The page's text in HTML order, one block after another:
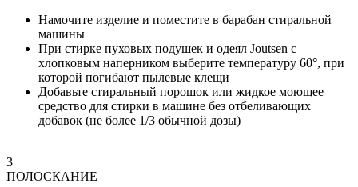
Намочите изделие и поместите в барабан стиральной
машины
При стирке пуховых подушек и одеял Joutsen с
хлопковым наперником выберите температуру 60°, при
которой погибают пылевые клещи
Добавьте стиральный порошок или жидкое моющее
средство для стирки в машине без отбеливающих
добавок (не более 1/3 обычной дозы)
3
ПОЛОСКАНИЕ